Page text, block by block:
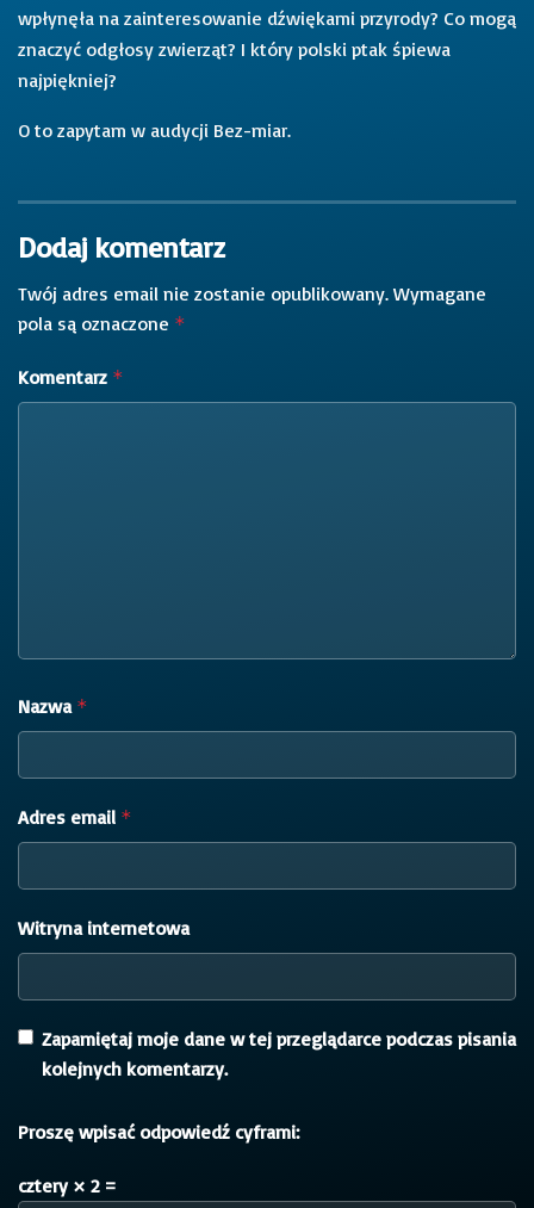
wpłynęła na zainteresowanie dźwiękami przyrody? Co mogą
znaczyć odgłosy zwierząt? I który polski ptak śpiewa
najpiękniej?
O to zapytam w audycji Bez-miar.
Dodaj komentarz
Twój adres email nie zostanie opublikowany. Wymagane
pola są oznaczone *
Komentarz *
Nazwa *
Adres email *
Witryna internetowa
Zapamiętaj moje dane w tej przeglądarce podczas pisania
kolejnych komentarzy.
Proszę wpisać odpowiedź cyframi:
cztery × 2 =